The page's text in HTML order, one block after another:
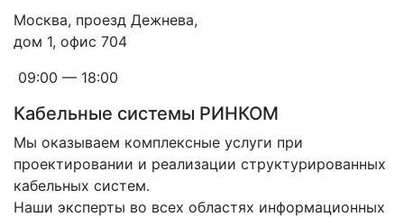
Москва, проезд Дежнева,
дом 1, офис 704
09:00 — 18:00
Кабельные системы РИНКОМ
Мы оказываем комплексные услуги при
проектировании и реализации структурированных
кабельных систем.
Наши эксперты во всех областях информационных